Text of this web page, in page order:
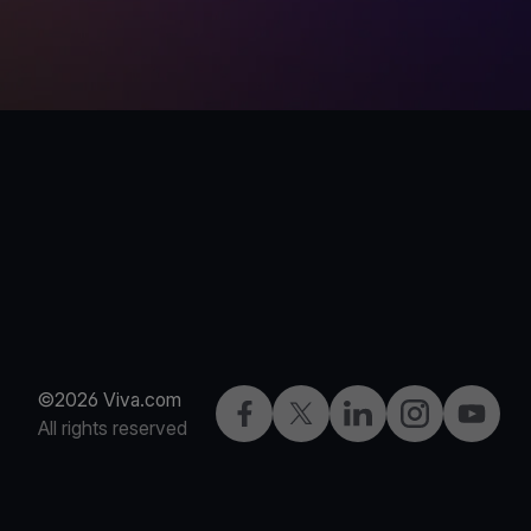
©2026 Viva.com
All rights reserved
Facebook
X LinkedInInstagramYouTube